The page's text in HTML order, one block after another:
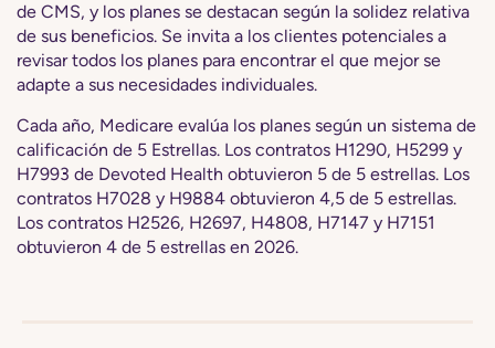
de CMS, y los planes se destacan según la solidez relativa
de sus beneficios. Se invita a los clientes potenciales a
revisar todos los planes para encontrar el que mejor se
adapte a sus necesidades individuales.
Cada año, Medicare evalúa los planes según un sistema de
calificación de 5 Estrellas. Los contratos H1290, H5299 y
H7993 de Devoted Health obtuvieron 5 de 5 estrellas. Los
contratos H7028 y H9884 obtuvieron 4,5 de 5 estrellas.
Los contratos H2526, H2697, H4808, H7147 y H7151
obtuvieron 4 de 5 estrellas en 2026.